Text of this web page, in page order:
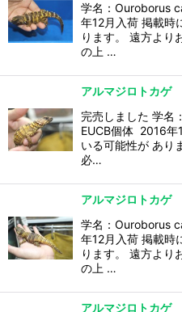
学名：Ouroborus
年12月入荷 掲載時
ります。 遠方より
の上 …
アルマジロトカゲ
完売しました 学名
EUCB個体 2016年
いる可能性が あり
必…
アルマジロトカゲ
学名：Ouroborus
年12月入荷 掲載時
ります。 遠方より
の上 …
アルマジロトカゲ